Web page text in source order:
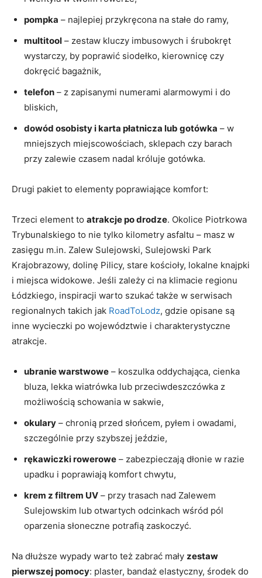
pompka – najlepiej przykręcona na stałe do ramy,
multitool – zestaw kluczy imbusowych i śrubokręt
wystarczy, by poprawić siodełko, kierownicę czy
dokręcić bagażnik,
telefon – z zapisanymi numerami alarmowymi i do
bliskich,
dowód osobisty i karta płatnicza lub gotówka – w
mniejszych miejscowościach, sklepach czy barach
przy zalewie czasem nadal króluje gotówka.
Drugi pakiet to elementy poprawiające komfort:
Trzeci element to atrakcje po drodze. Okolice Piotrkowa
Trybunalskiego to nie tylko kilometry asfaltu – masz w
zasięgu m.in. Zalew Sulejowski, Sulejowski Park
Krajobrazowy, dolinę Pilicy, stare kościoły, lokalne knajpki
i miejsca widokowe. Jeśli zależy ci na klimacie regionu
Łódzkiego, inspiracji warto szukać także w serwisach
regionalnych takich jak RoadToLodz, gdzie opisane są
inne wycieczki po województwie i charakterystyczne
atrakcje.
ubranie warstwowe – koszulka oddychająca, cienka
bluza, lekka wiatrówka lub przeciwdeszczówka z
możliwością schowania w sakwie,
okulary – chronią przed słońcem, pyłem i owadami,
szczególnie przy szybszej jeździe,
rękawiczki rowerowe – zabezpieczają dłonie w razie
upadku i poprawiają komfort chwytu,
krem z filtrem UV – przy trasach nad Zalewem
Sulejowskim lub otwartych odcinkach wśród pól
oparzenia słoneczne potrafią zaskoczyć.
Na dłuższe wypady warto też zabrać mały zestaw
pierwszej pomocy: plaster, bandaż elastyczny, środek do